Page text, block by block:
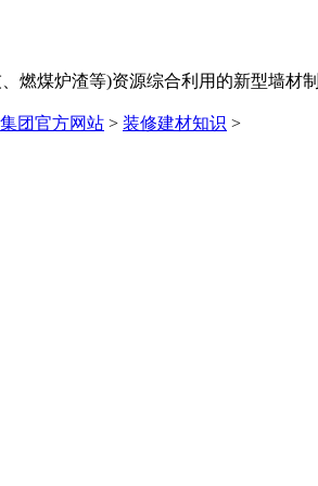
燃煤炉渣等)资源综合利用的新型墙材
团官方网站 > 装修建材知识 >